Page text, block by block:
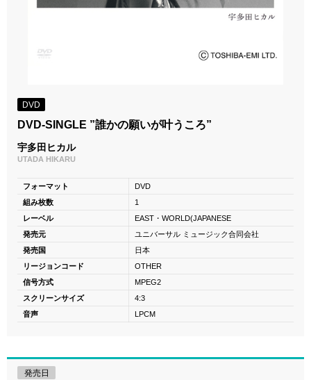
DVD
DVD-SINGLE ”誰かの願いが叶うころ”
宇多田ヒカル
UTADA HIKARU
フォーマット
DVD
組み枚数
1
レーベル
EAST・WORLD(JAPANESE
発売元
ユニバーサル ミュージック合同会社
発売国
日本
リージョンコード
OTHER
信号方式
MPEG2
スクリーンサイズ
4:3
音声
LPCM
発売日